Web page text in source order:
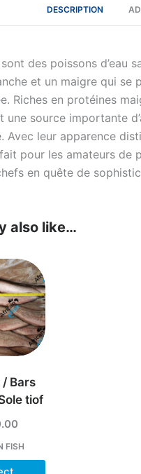
DESCRIPTION
des poissons d’eau
et un maigre qui se
Riches en protéines
une source importante
Avec leur apparence
pour les amateurs de
en quête de
also like…
/ Bars
tiof
FISH